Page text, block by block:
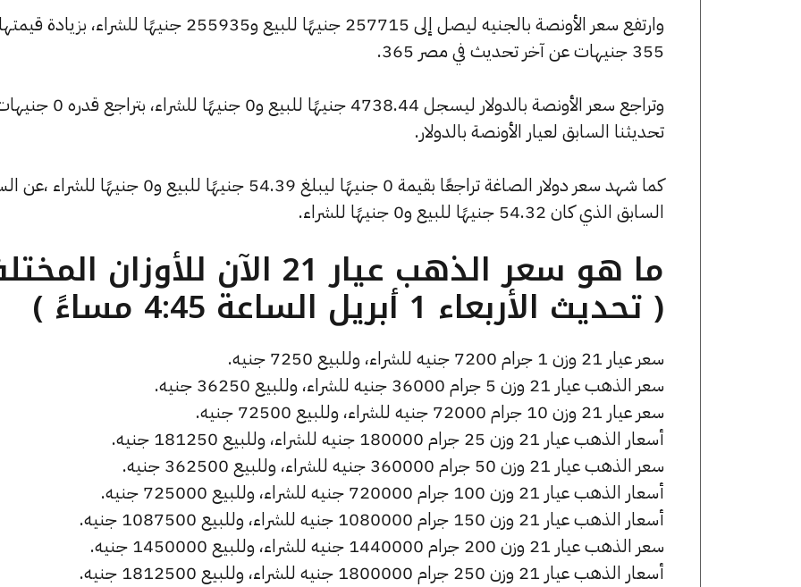
وارتفع سعر الأونصة بالجنيه ليصل إلى 257715 جنيهًا للبيع و255935 جنيهًا للشراء، بزيادة قيمتها
355 جنيهات عن آخر تحديث في مصر 365.
وتراجع سعر الأونصة بالدولار ليسجل 4738.44 جنيهًا
تحديثنا السابق لعيار الأونصة بالدولار.
كما شهد سعر دولار الصاغة تراجعًا بقيمة 0 جنيهًا ليبلغ 54.39 جنيهًا للبيع و0 جنيهًا
السابق الذي كان 54.32 جنيهًا للبيع و0 جنيهًا للشراء.
ما هو سعر الذهب عيار 21 الآن للأوزان
( تحديث الأربعاء 1 أبريل الساعة 4:45 مساءً )
سعر عيار 21 وزن 1 جرام 7200 جنيه للشراء، وللبيع 7250 جنيه.
سعر الذهب عيار 21 وزن 5 جرام 36000 جنيه للشراء، وللبيع 36250 جنيه.
سعر عيار 21 وزن 10 جرام 72000 جنيه للشراء، وللبيع 72500 جنيه.
أسعار الذهب عيار 21 وزن 25 جرام 180000 جنيه للشراء، وللبيع 181250 جنيه.
سعر الذهب عيار 21 وزن 50 جرام 360000 جنيه للشراء، وللبيع 362500 جنيه.
أسعار الذهب عيار 21 وزن 100 جرام 720000 جنيه للشراء، وللبيع 725000 جنيه.
أسعار الذهب عيار 21 وزن 150 جرام 1080000 جنيه للشراء، وللبيع 1087500 جنيه.
سعر الذهب عيار 21 وزن 200 جرام 1440000 جنيه للشراء، وللبيع 1450000 جنيه.
أسعار الذهب عيار 21 وزن 250 جرام 1800000 جنيه للشراء، وللبيع 1812500 جنيه.